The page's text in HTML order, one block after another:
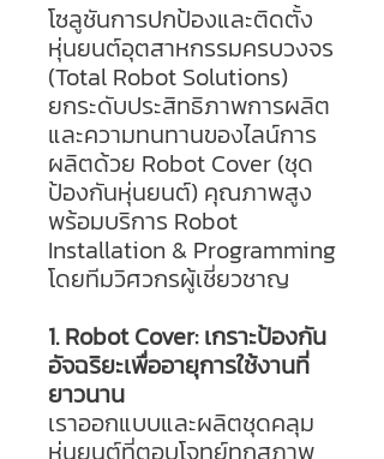
โซลูชันการปกป้องและติดตั้ง
หุ่นยนต์อุตสาหกรรมครบวงจร
(Total Robot Solutions)
ยกระดับประสิทธิภาพการผลิต
และความทนทานของไลน์การ
ผลิตด้วย Robot Cover (ชุด
ป้องกันหุ่นยนต์) คุณภาพสูง
พร้อมบริการ Robot
Installation & Programming
โดยทีมวิศวกรผู้เชี่ยวชาญ
1. Robot Cover: เกราะป้องกัน
อัจฉริยะเพื่ออายุการใช้งานที่
ยาวนาน
เราออกแบบและผลิตชุดคลุม
หุ่นยนต์ที่ตอบโจทย์ทุกสภาพ